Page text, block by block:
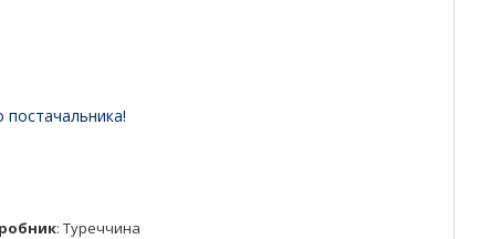
постачальника!
: Туреччина